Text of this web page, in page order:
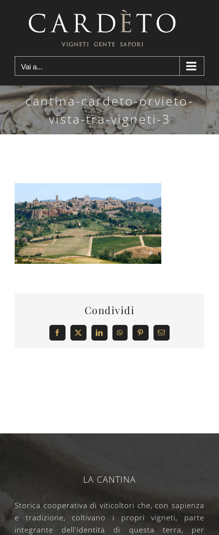
contenuto
Vai a...
cantina-cardeto-orvieto-
vista-tra-vigneti-3
Condividi
Facebook
X LinkedInWhatsAppPinterestEmail
LA CANTINA
Storica cooperativa di viticoltori che, con sapienza
e tradizione, coltivano i propri vigneti, parte
integrante dell'identità di questa terra, per